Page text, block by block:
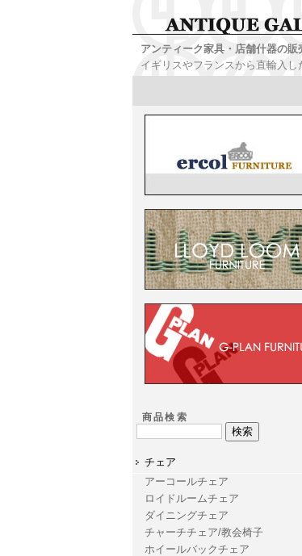
アンティーク家具・店舗什器の
イギリスやフランスから直輸入し
商品検索
チェア
アーコールチェア
ロイドルームチェア
ダイニングチェア
チャーチチェア/教会椅子
ホイールバックチェア